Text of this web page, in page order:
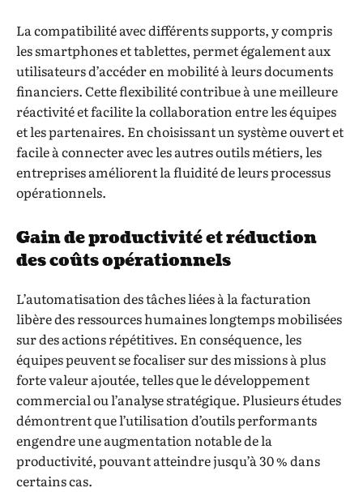
La compatibilité avec différents supports, y compris
les smartphones et tablettes, permet également aux
utilisateurs d’accéder en mobilité à leurs documents
financiers. Cette flexibilité contribue à une meilleure
réactivité et facilite la collaboration entre les équipes
et les partenaires. En choisissant un système ouvert et
facile à connecter avec les autres outils métiers, les
entreprises améliorent la fluidité de leurs processus
opérationnels.
Gain de productivité et réduction
des coûts opérationnels
L’automatisation des tâches liées à la facturation
libère des ressources humaines longtemps mobilisées
sur des actions répétitives. En conséquence, les
équipes peuvent se focaliser sur des missions à plus
forte valeur ajoutée, telles que le développement
commercial ou l’analyse stratégique. Plusieurs études
démontrent que l’utilisation d’outils performants
engendre une augmentation notable de la
productivité, pouvant atteindre jusqu’à 30 % dans
certains cas.